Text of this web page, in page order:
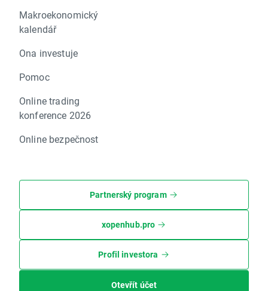
Makroekonomický
kalendář
Ona investuje
Pomoc
Online trading
konference 2026
Online bezpečnost
Partnerský program
xopenhub.pro
Profil investora
Otevřít účet